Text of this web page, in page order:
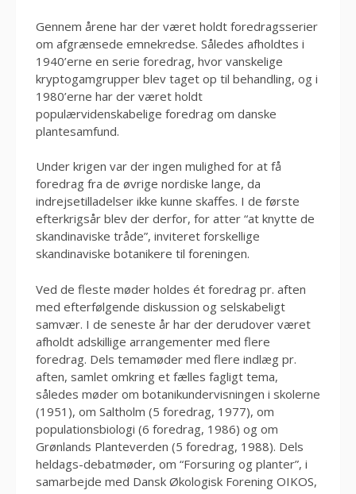
Gennem årene har der været holdt foredragsserier
om afgrænsede emnekredse. Således afholdtes i
1940’erne en serie foredrag, hvor vanskelige
kryptogamgrupper blev taget op til behandling, og i
1980’erne har der været holdt
populærvidenskabelige foredrag om danske
plantesamfund.
Under krigen var der ingen mulighed for at få
foredrag fra de øvrige nordiske lange, da
indrejsetilladelser ikke kunne skaffes. I de første
efterkrigsår blev der derfor, for atter “at knytte de
skandinaviske tråde”, inviteret forskellige
skandinaviske botanikere til foreningen.
Ved de fleste møder holdes ét foredrag pr. aften
med efterfølgende diskussion og selskabeligt
samvær. I de seneste år har der derudover været
afholdt adskillige arrangementer med flere
foredrag. Dels temamøder med flere indlæg pr.
aften, samlet omkring et fælles fagligt tema,
således møder om botanikundervisningen i skolerne
(1951), om Saltholm (5 foredrag, 1977), om
populationsbiologi (6 foredrag, 1986) og om
Grønlands Planteverden (5 foredrag, 1988). Dels
heldags-debatmøder, om “Forsuring og planter”, i
samarbejde med Dansk Økologisk Forening OIKOS,